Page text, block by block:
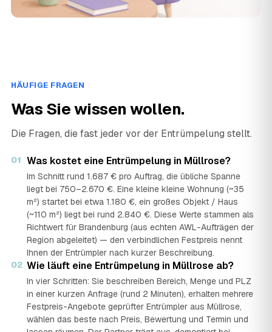
HÄUFIGE FRAGEN
Was Sie wissen wollen.
Die Fragen, die fast jeder vor der Entrümpelung stellt.
01 Was kostet eine Entrümpelung in Müllrose?
Im Schnitt rund 1.687 € pro Auftrag, die übliche Spanne
liegt bei 750–2.670 €. Eine kleine kleine Wohnung (~35
m²) startet bei etwa 1.180 €, ein großes Objekt / Haus
(~110 m²) liegt bei rund 2.840 €. Diese Werte stammen als
Richtwert für Brandenburg (aus echten AWL-Aufträgen der
Region abgeleitet) — den verbindlichen Festpreis nennt
Ihnen der Entrümpler nach kurzer Beschreibung.
02 Wie läuft eine Entrümpelung in Müllrose ab?
In vier Schritten: Sie beschreiben Bereich, Menge und PLZ
in einer kurzen Anfrage (rund 2 Minuten), erhalten mehrere
Festpreis-Angebote geprüfter Entrümpler aus Müllrose,
wählen das beste nach Preis, Bewertung und Termin und